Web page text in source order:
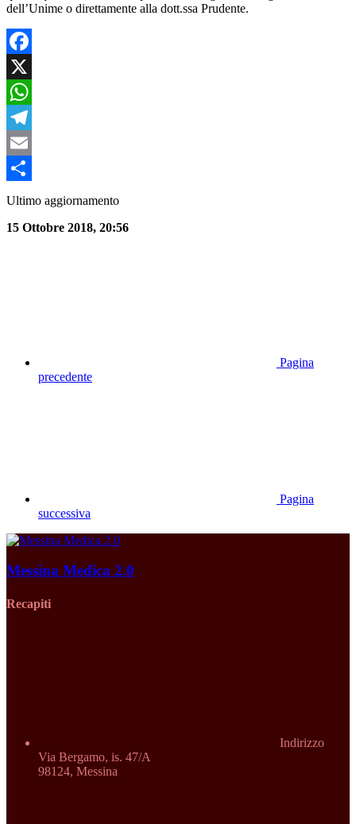
dell’Unime o direttamente alla dott.ssa Prudente.
Facebook
X
WhatsApp
Telegram
Email
Condividi
Ultimo aggiornamento
15 Ottobre 2018, 20:56
Pagina
precedente
Pagina
successiva
Messina Medica 2.0
Recapiti
Indirizzo
Via Bergamo, is. 47/A
98124, Messina